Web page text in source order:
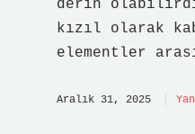
elementler
Aralık 31, 2025